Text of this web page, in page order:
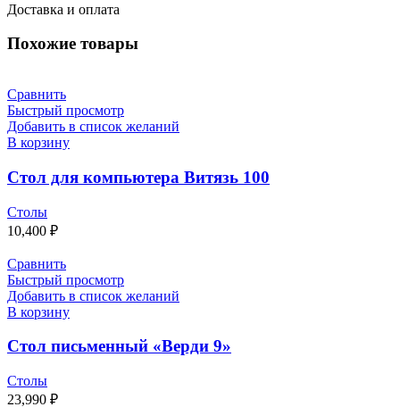
Доставка и оплата
Похожие товары
Сравнить
Быстрый просмотр
Добавить в список желаний
В корзину
Стол для компьютера Витязь 100
Столы
10,400 ₽
Сравнить
Быстрый просмотр
Добавить в список желаний
В корзину
Стол письменный «Верди 9»
Столы
23,990 ₽